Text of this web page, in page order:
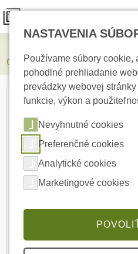
COMUNELLO RECEIVER
NASTAVENIA
Používame súbory cookie,
pohodlné prehliadanie
prevádzky webovej
funkcie, výkon a
Nevyhnutné cookies
Preferenčné cookies
Analytické cookies
Marketingové cookies